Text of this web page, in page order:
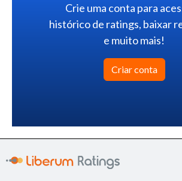
Crie uma conta para
histórico de ratings, baixar
e muito mais!
Criar conta